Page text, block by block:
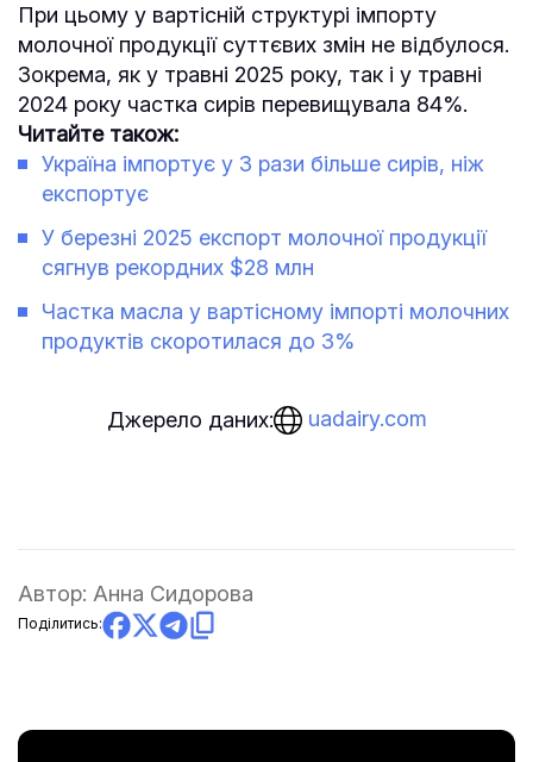
При цьому у вартісній структурі імпорту
молочної продукції суттєвих змін не відбулося.
Зокрема, як у травні 2025 року, так і у травні
2024 року частка сирів перевищувала 84%.
Читайте також:
Україна імпортує у 3 рази більше сирів, ніж
експортує
У березні 2025 експорт молочної продукції
сягнув рекордних $28 млн
Частка масла у вартісному імпорті молочних
продуктів скоротилася до 3%
Джерело даних: uadairy.com
Автор: Анна Сидорова
Поділитись: